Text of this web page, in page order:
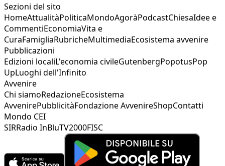
Sezioni del sito
HomeAttualitàPoliticaMondoAgoràPodcastChiesaIdee e
CommentiEconomiaVita e
CuraFamigliaRubricheMultimediaEcosistema avvenire
Pubblicazioni
Edizioni localiL'economia civileGutenbergPopotusPop
UpLuoghi dell'Infinito
Avvenire
Chi siamoRedazioneEcosistema
AvvenirePubblicitàFondazione AvvenireShopContatti
Mondo CEI
SIRRadio InBluTV2000FISC